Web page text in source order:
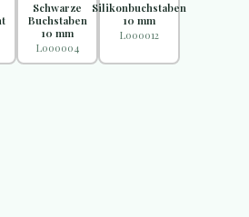
Schwarze
Buchstaben
10 mm
L000004
Silikonbuchstaben
10 mm
L000012